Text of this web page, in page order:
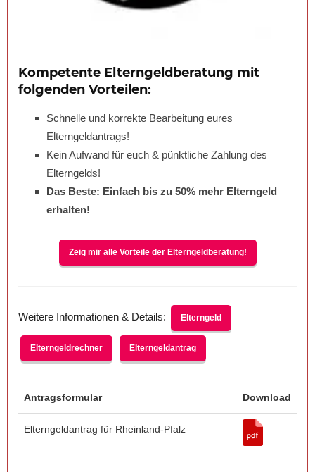
Kompetente Elterngeldberatung mit
folgenden Vorteilen:
Schnelle und korrekte Bearbeitung eures
Elterngeldantrags!
Kein Aufwand für euch & pünktliche Zahlung des
Elterngelds!
Das Beste: Einfach bis zu 50% mehr Elterngeld
erhalten!
Zeig mir alle Vorteile der Elterngeldberatung!
Weitere Informationen & Details: Elterngeld
Elterngeldrechner Elterngeldantrag
Antragsformular Download
Elterngeldantrag für Rheinland-Pfalz